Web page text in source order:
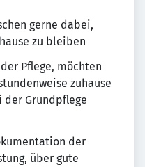
gerne dabei,
zu bleiben
Pflege, möchten
zuhause
Grundpflege
der
über gute